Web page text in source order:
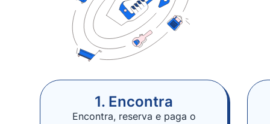
1. Encontra
Encontra, reserva e paga o